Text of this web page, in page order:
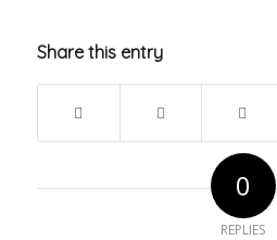
Share this entry
0
REPLIES